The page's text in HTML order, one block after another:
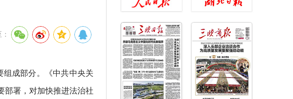
成部分。《中共中央关
部署，对加快推进法治社